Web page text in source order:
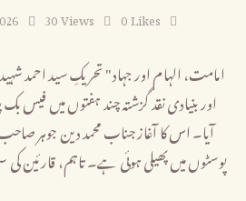
30Views 0Likes
اور بنیادی نقد گزشتہ چند ہفتوں میں فیس
آیا۔ اس کا آغاز جناب محمد دین جوہر
پوسٹوں میں پھیلی ہوئی ہے۔ تاہم، قارئین